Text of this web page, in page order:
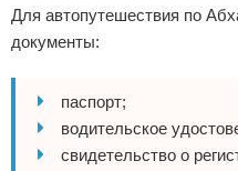
Для автопутешествия по
документы:
паспорт;
водительское
свидетельство о